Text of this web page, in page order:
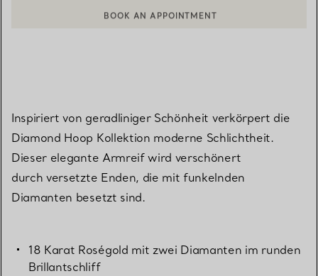
EINEN KUNDENBERATER KONTAKTIEREN ODER EINEN
Inspiriert von geradliniger Schönheit verkörpert die
Diamond Hoop Kollektion moderne Schlichtheit.
Dieser elegante Armreif wird verschönert
durch versetzte Enden, die mit funkelnden
Diamanten besetzt sind.
18 Karat Roségold mit zwei Diamanten im runden
Brillantschliff